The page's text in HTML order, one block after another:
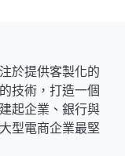
於提供客製化的
技術，打造一個
起企業、銀行與
型電商企業最堅